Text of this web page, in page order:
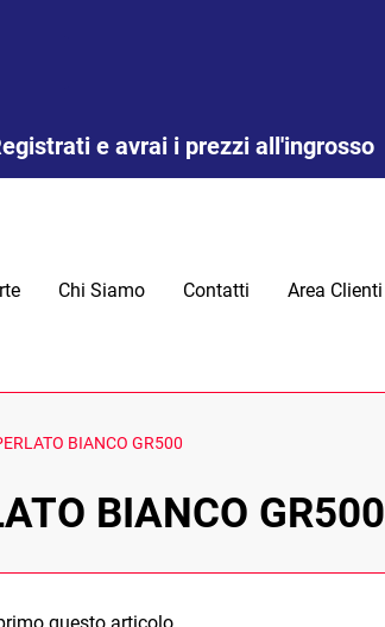
e avrai i prezzi all'ingrosso
Chi Siamo Contatti Area Clienti
BIANCO GR500
BIANCO GR500